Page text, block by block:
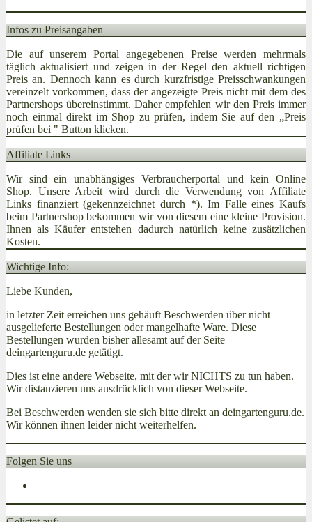
Infos zu Preisangaben
Die auf unserem Portal angegebenen Preise werden mehrmals
täglich aktualisiert und zeigen in der Regel den aktuell richtigen
Preis an. Dennoch kann es durch kurzfristige Preisschwankungen
vereinzelt vorkommen, dass der angezeigte Preis nicht mit dem des
Partnershops übereinstimmt. Daher empfehlen wir den Preis immer
noch einmal direkt im Shop zu prüfen, indem Sie auf den „Preis
prüfen bei " Button klicken.
Affiliate Links
Wir sind ein unabhängiges Verbraucherportal und kein Online
Shop. Unsere Arbeit wird durch die Verwendung von Affiliate
Links finanziert (gekennzeichnet durch *). Im Falle eines Kaufs
beim Partnershop bekommen wir von diesem eine kleine Provision.
Ihnen als Käufer entstehen dadurch natürlich keine zusätzlichen
Kosten.
Wichtige Info:
Liebe Kunden,
in letzter Zeit erreichen uns gehäuft Beschwerden über nicht
ausgelieferte Bestellungen oder mangelhafte Ware. Diese
Bestellungen wurden bisher allesamt auf der Seite
deingartenguru.de getätigt.
Dies ist eine andere Webseite, mit der wir NICHTS zu tun haben.
Wir distanzieren uns ausdrücklich von dieser Webseite.
Bei Beschwerden wenden sie sich bitte direkt an deingartenguru.de.
Wir können ihnen leider nicht weiterhelfen.
Folgen Sie uns